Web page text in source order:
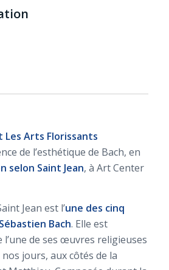
Les Arts Florissants
de l’esthétique de Bach, en
selon Saint Jean, à Art Center
Jean est l’une des cinq
Bach. Elle est
l’une de ses œuvres religieuses
jours, aux côtés de la